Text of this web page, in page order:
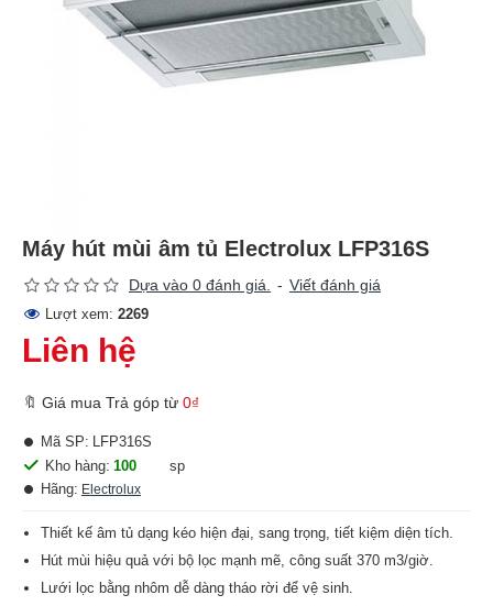
Máy hút mùi âm tủ Electrolux LFP316S
Dựa vào 0 đánh giá. - Viết đánh giá
Lượt xem: 2269
Liên hệ
🔖 Giá mua Trả góp từ 0₫
Kho hàng: 100
sp
Hãng: Electrolux
Mã SP: LFP316S
Thiết kế âm tủ dạng kéo hiện đại, sang trọng, tiết kiệm diện tích.
Hút mùi hiệu quả với bộ lọc mạnh mẽ, công suất 370 m3/giờ.
Lưới lọc bằng nhôm dễ dàng tháo rời để vệ sinh.